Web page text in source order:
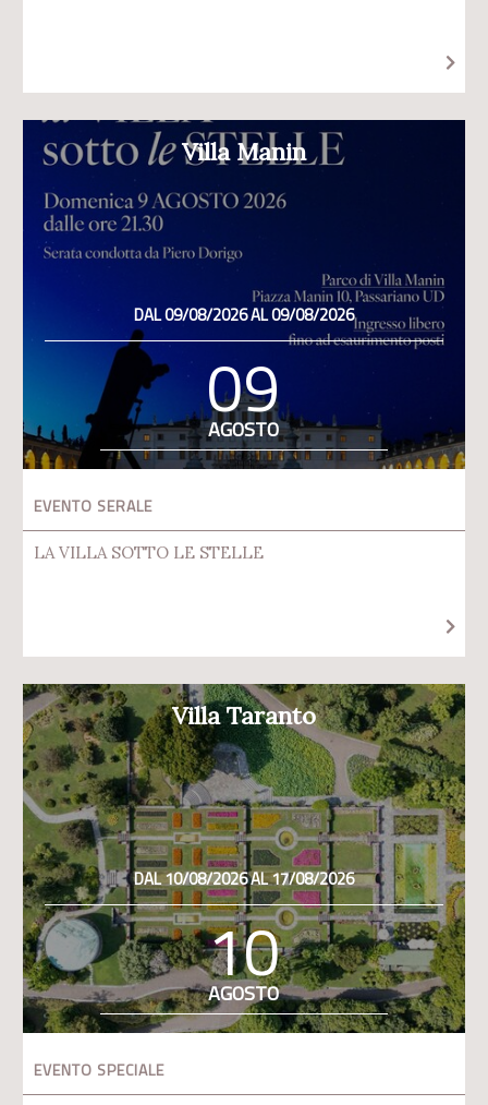
Villa Manin
DAL 09/08/2026 AL 09/08/2026
09
AGOSTO
EVENTO SERALE
LA VILLA SOTTO LE STELLE
Villa Taranto
DAL 10/08/2026 AL 17/08/2026
10
AGOSTO
EVENTO SPECIALE